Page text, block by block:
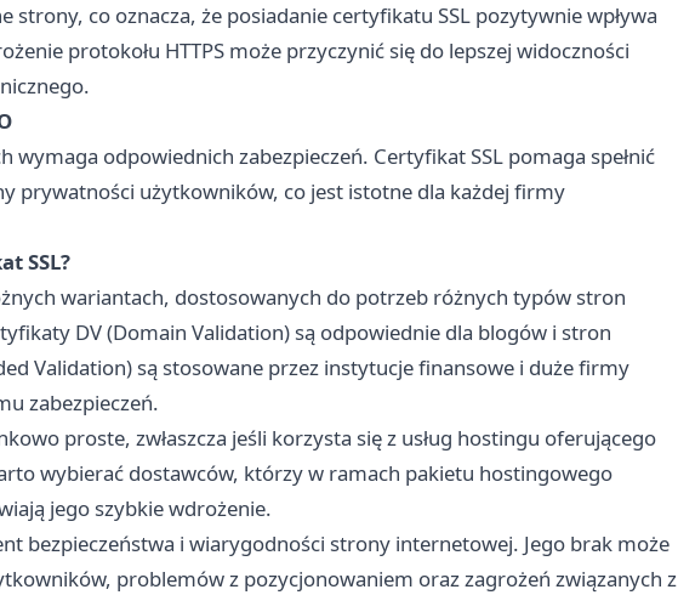
strony, co oznacza, że posiadanie certyfikatu SSL pozytywnie wpływa
protokołu HTTPS może przyczynić się do lepszej widoczności
wymaga odpowiednich zabezpieczeń. Certyfikat SSL pomaga spełnić
prywatności użytkowników, co jest istotne dla każdej firmy
SSL?
wariantach, dostosowanych do potrzeb różnych typów stron
DV (Domain Validation) są odpowiednie dla blogów i stron
Validation) są stosowane przez instytucje finansowe i duże firmy
zabezpieczeń.
proste, zwłaszcza jeśli korzysta się z usług hostingu oferującego
wybierać dostawców, którzy w ramach pakietu hostingowego
jego szybkie wdrożenie.
bezpieczeństwa i wiarygodności strony internetowej. Jego brak może
problemów z pozycjonowaniem oraz zagrożeń związanych z